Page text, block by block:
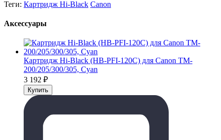
Теги: Картридж Hi-Black Canon
Аксессуары
Картридж Hi-Black (HB-PFI-120C) для Canon TM-
200/205/300/305, Cyan
3 192 ₽